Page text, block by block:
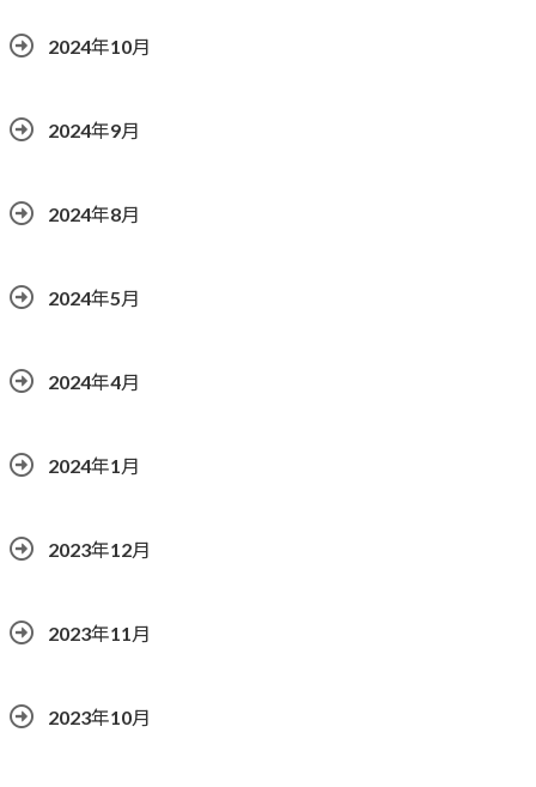
2024年10月
2024年9月
2024年8月
2024年5月
2024年4月
2024年1月
2023年12月
2023年11月
2023年10月